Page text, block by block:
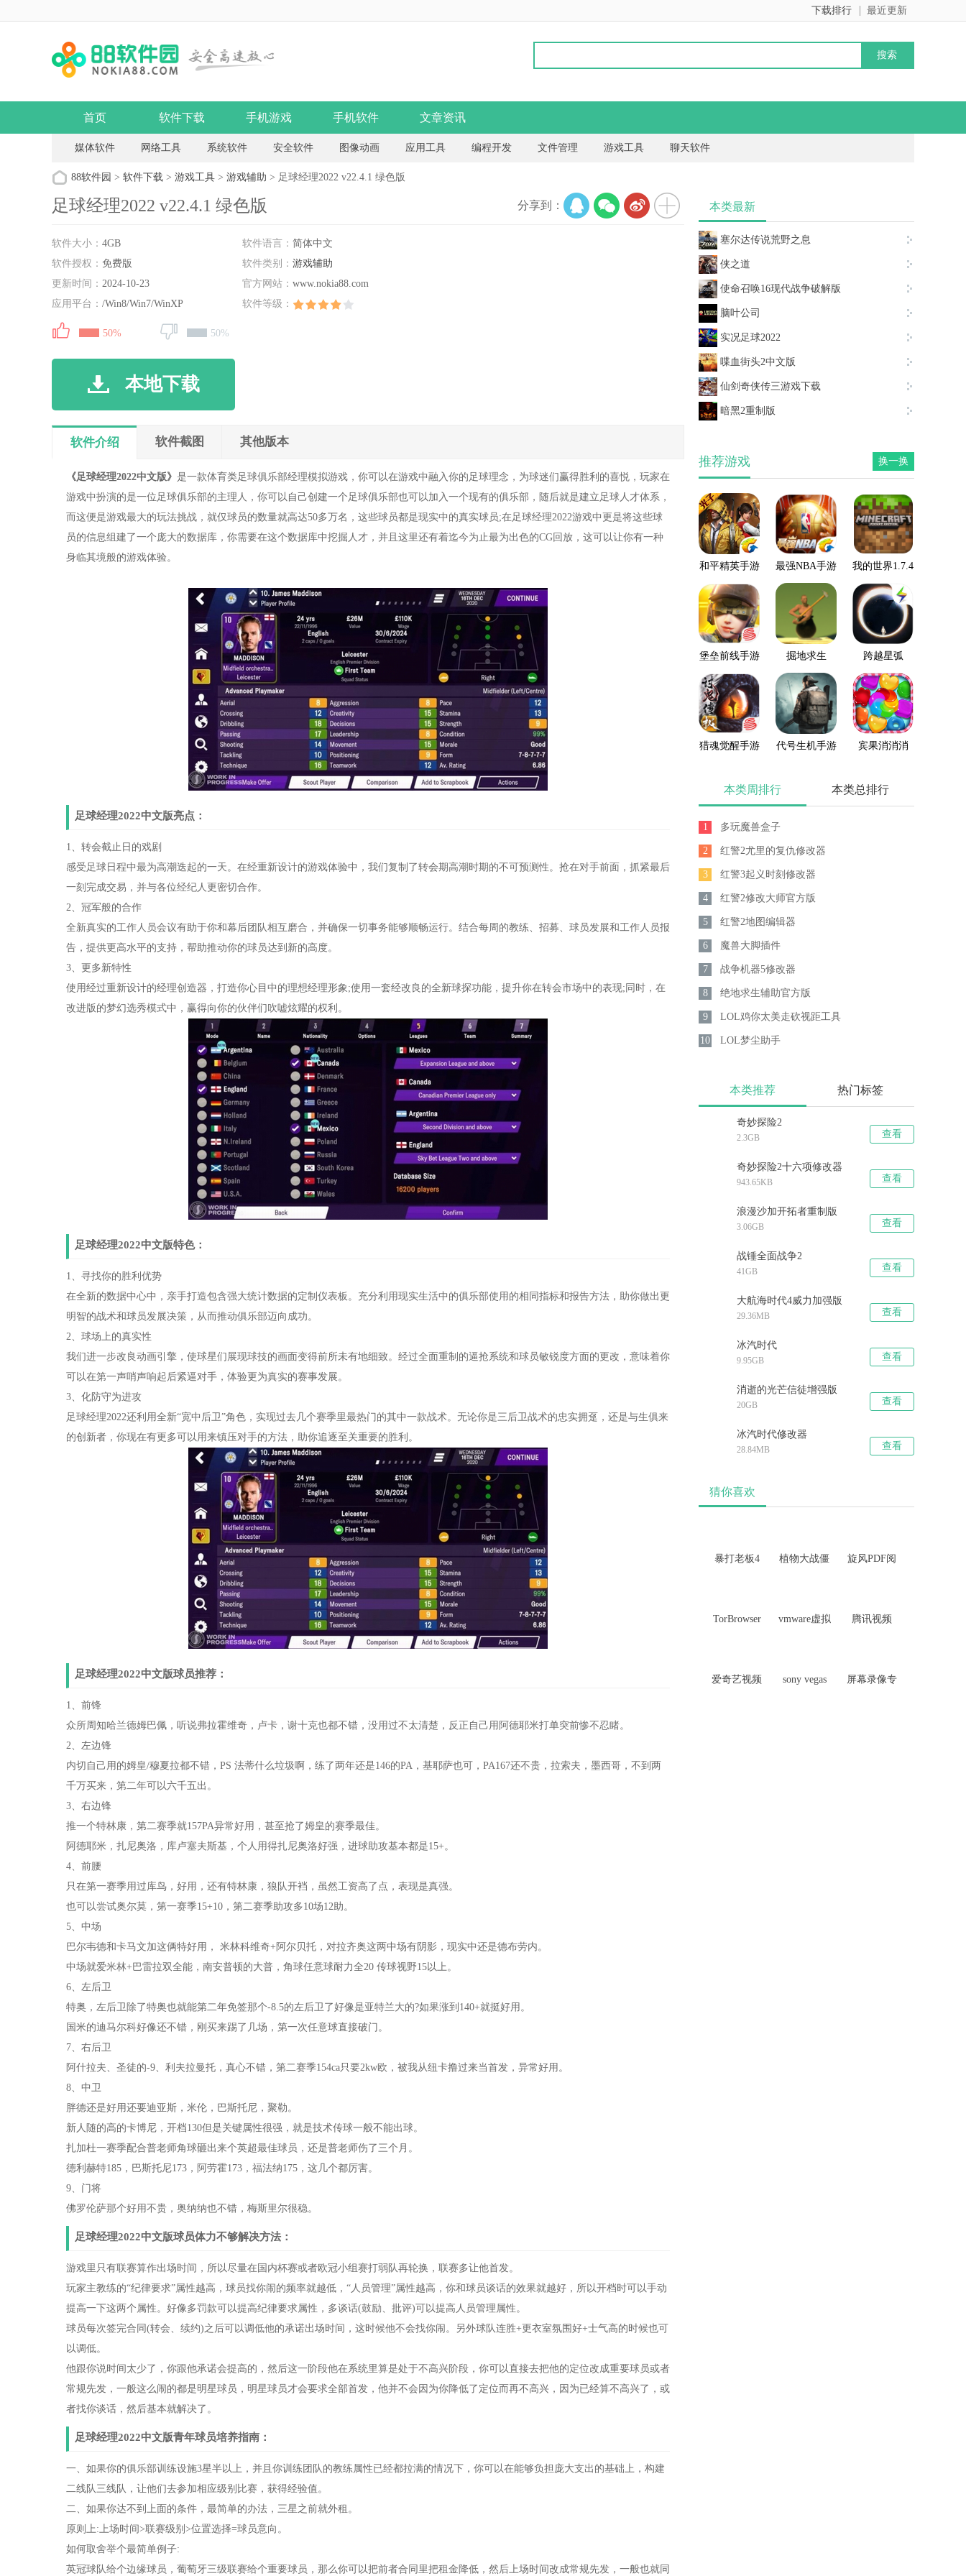
最近更新
下载排行
首页 软件下载 手机游戏 手机软件 文章资讯
媒体软件 网络工具 系统软件 安全软件 图像动画 应用工具 编程开发 文件管理 游戏工具 聊天软件
88软件园 > 软件下载 > 游戏工具 > 游戏辅助 > 足球经理2022 v22.4.1 绿色版
足球经理2022 v22.4.1 绿色版 分享到：
软件大小： 4GB 软件语言： 简体中文
软件授权： 免费版 软件类别： 游戏辅助
更新时间： 2024-10-23 官方网站： www.nokia88.com
应用平台： /Win8/Win7/WinXP 软件等级：
50% 50%
本地下载
软件介绍 软件截图 其他版本
《足球经理2022中文版》 是一款体育类足球俱乐部经理模拟游戏，你可以在游戏中融入你的足球理念，为球迷们赢得胜利的喜悦，玩家在
游戏中扮演的是一位足球俱乐部的主理人，你可以自己创建一个足球俱乐部也可以加入一个现有的俱乐部，随后就是建立足球人才体系，
而这便是游戏最大的玩法挑战，就仅球员的数量就高达50多万名，这些球员都是现实中的真实球员;在足球经理2022游戏中更是将这些球
员的信息组建了一个庞大的数据库，你需要在这个数据库中挖掘人才，并且这里还有着迄今为止最为出色的CG回放，这可以让你有一种
身临其境般的游戏体验。
足球经理2022中文版亮点：
1、转会截止日的戏剧
感受足球日程中最为高潮迭起的一天。在经重新设计的游戏体验中，我们复制了转会期高潮时期的不可预测性。抢在对手前面，抓紧最后
一刻完成交易，并与各位经纪人更密切合作。
2、冠军般的合作
全新真实的工作人员会议有助于你和幕后团队相互磨合，并确保一切事务能够顺畅运行。结合每周的教练、招募、球员发展和工作人员报
告，提供更高水平的支持，帮助推动你的球员达到新的高度。
3、更多新特性
使用经过重新设计的经理创造器，打造你心目中的理想经理形象;使用一套经改良的全新球探功能，提升你在转会市场中的表现;同时，在
改进版的梦幻选秀模式中，赢得向你的伙伴们吹嘘炫耀的权利。
足球经理2022中文版特色：
1、寻找你的胜利优势
在全新的数据中心中，亲手打造包含强大统计数据的定制仪表板。充分利用现实生活中的俱乐部使用的相同指标和报告方法，助你做出更
明智的战术和球员发展决策，从而推动俱乐部迈向成功。
2、球场上的真实性
我们进一步改良动画引擎，使球星们展现球技的画面变得前所未有地细致。经过全面重制的逼抢系统和球员敏锐度方面的更改，意味着你
可以在第一声哨声响起后紧逼对手，体验更为真实的赛事发展。
3、化防守为进攻
足球经理2022还利用全新“宽中后卫”角色，实现过去几个赛季里最热门的其中一款战术。无论你是三后卫战术的忠实拥趸，还是与生俱来
的创新者，你现在有更多可以用来镇压对手的方法，助你追逐至关重要的胜利。
足球经理2022中文版球员推荐：
1、前锋
众所周知哈兰德姆巴佩，听说弗拉霍维奇，卢卡，谢十克也都不错，没用过不太清楚，反正自己用阿德耶米打单突前惨不忍睹。
2、左边锋
内切自己用的姆皇/穆夏拉都不错，PS 法蒂什么垃圾啊，练了两年还是146的PA，基耶萨也可，PA167还不贵，拉索夫，墨西哥，不到两
千万买来，第二年可以六千五出。
3、右边锋
推一个特林康，第二赛季就157PA异常好用，甚至抢了姆皇的赛季最佳。
阿德耶米，扎尼奥洛，库卢塞夫斯基，个人用得扎尼奥洛好强，进球助攻基本都是15+。
4、前腰
只在第一赛季用过库鸟，好用，还有特林康，狼队开裆，虽然工资高了点，表现是真强。
也可以尝试奥尔莫，第一赛季15+10，第二赛季助攻多10场12助。
5、中场
巴尔韦德和卡马文加这俩特好用， 米林科维奇+阿尔贝托，对拉齐奥这两中场有阴影，现实中还是德布劳内。
中场就爱米林+巴雷拉双全能，南安普顿的大普，角球任意球耐力全20 传球视野15以上。
6、左后卫
特奥，左后卫除了特奥也就能第二年免签那个-8.5的左后卫了好像是亚特兰大的?如果涨到140+就挺好用。
国米的迪马尔科好像还不错，刚买来踢了几场，第一次任意球直接破门。
7、右后卫
阿什拉夫、圣徒的-9、利夫拉曼托，真心不错，第二赛季154ca只要2kw欧，被我从纽卡撸过来当首发，异常好用。
8、中卫
胖德还是好用还要迪亚斯，米伦，巴斯托尼，聚勒。
新人随的高的卡博尼，开档130但是关键属性很强，就是技术传球一般不能出球。
扎加杜一赛季配合普老师角球砸出来个英超最佳球员，还是普老师伤了三个月。
德利赫特185，巴斯托尼173，阿劳霍173，福法纳175，这几个都厉害。
9、门将
佛罗伦萨那个好用不贵，奥纳纳也不错，梅斯里尔很稳。
足球经理2022中文版球员体力不够解决方法：
游戏里只有联赛算作出场时间，所以尽量在国内杯赛或者欧冠小组赛打弱队再轮换，联赛多让他首发。
玩家主教练的“纪律要求”属性越高，球员找你闹的频率就越低，“人员管理”属性越高，你和球员谈话的效果就越好，所以开档时可以手动
提高一下这两个属性。好像多罚款可以提高纪律要求属性，多谈话(鼓励、批评)可以提高人员管理属性。
球员每次签完合同(转会、续约)之后可以调低他的承诺出场时间，这时候他不会找你闹。另外球队连胜+更衣室氛围好+士气高的时候也可
以调低。
他跟你说时间太少了，你跟他承诺会提高的，然后这一阶段他在系统里算是处于不高兴阶段，你可以直接去把他的定位改成重要球员或者
常规先发，一般这么闹的都是明星球员，明星球员才会要求全部首发，他并不会因为你降低了定位而再不高兴，因为已经算不高兴了，或
者找你谈话，然后基本就解决了。
足球经理2022中文版青年球员培养指南：
一、如果你的俱乐部训练设施3星半以上，并且你训练团队的教练属性已经都拉满的情况下，你可以在能够负担庞大支出的基础上，构建
二线队三线队，让他们去参加相应级别比赛，获得经验值。
二、如果你达不到上面的条件，最简单的办法，三星之前就外租。
原则上:上场时间>联赛级别>位置选择=球员意向。
如何取舍举个最简单例子:
英冠球队给个边缘球员，葡萄牙三级联赛给个重要球员，那么你可以把前者合同里把租金降低，然后上场时间改成常规先发，一般也就同
本类最新
塞尔达传说荒野之息
侠之道
使命召唤16现代战争破解版
脑叶公司
实况足球2022
喋血街头2中文版
仙剑奇侠传三游戏下载
暗黑2重制版
推荐游戏 换一换
和平精英手游 最强NBA手游
我的世界1.7.4
手机版
堡垒前线手游 掘地求生 跨越星弧
猎魂觉醒手游 代号生机手游 宾果消消消
本类周排行 本类总排行
1 多玩魔兽盒子
2 红警2尤里的复仇修改器
3 红警3起义时刻修改器
4 红警2修改大师官方版
5 红警2地图编辑器
6 魔兽大脚插件
7 战争机器5修改器
8 绝地求生辅助官方版
9 LOL鸡你太美走砍视距工具
10 LOL梦尘助手
本类推荐 热门标签
奇妙探险2
2.3GB 查看
奇妙探险2十六项修改器
943.65KB 查看
浪漫沙加开拓者重制版
3.06GB 查看
战锤全面战争2
41GB 查看
大航海时代4威力加强版
HD四十项修改器
29.36MB 查看
冰汽时代
9.95GB 查看
消逝的光芒信徒增强版
20GB 查看
冰汽时代修改器
28.84MB 查看
猜你喜欢
暴打老板4
植物大战僵
旋风PDF阅
TorBrowser
vmware虚拟
腾讯视频
爱奇艺视频
sony vegas
屏幕录像专